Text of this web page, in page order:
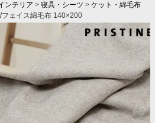
ンテリア 寝具・シーツ
ケット・綿毛布
ェイス綿毛布 140×200